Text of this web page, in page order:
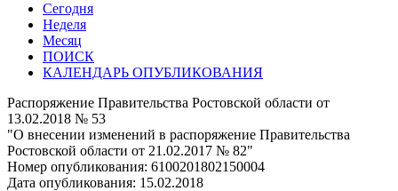
Сегодня
Неделя
Месяц
ПОИСК
КАЛЕНДАРЬ ОПУБЛИКОВАНИЯ
Распоряжение Правительства Ростовской области от
13.02.2018 № 53
"О внесении изменений в распоряжение Правительства
Ростовской области от 21.02.2017 № 82"
Номер опубликования: 6100201802150004
Дата опубликования: 15.02.2018